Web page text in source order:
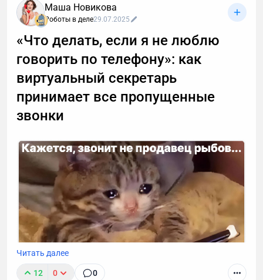
Маша Новикова
Роботы в деле29.07.2025
«Что делать, если я не люблю
говорить по телефону»: как
виртуальный секретарь
принимает все пропущенные
звонки
Читать далее
12 0 0